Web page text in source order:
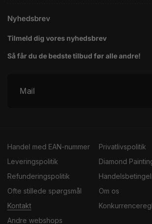
Nyhedsbrev
Tilmeld dig vores nyhedsbrev
Så får du de bedste tilbud før alle andre!
l
Handel med EAN-nummer
Privatlivspolitik
Leveringspolitik
Diamond
Refunderingspolitik
Ofte stillede spørgsmål
Om os
Kontakt
Andre webshops